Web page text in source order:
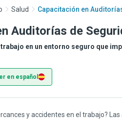
Salud Capacitación en
Auditorías de
en un entorno seguro que
en español
y accidentes en el trabajo?